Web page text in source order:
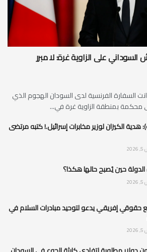
على الزاوية غرة: لا مبرر
السفارة الفرنسية لدى السودان الهجوم الذي
بمنطقة الزاوية غرة في...
هدية الكيزان لوزير مخابرات إسرائيل.! كتبه مرتضى
حين يُصبح حالها هكذا؟
حقوقي إفريقي يدعو لتوحيد مبادرات السلام في